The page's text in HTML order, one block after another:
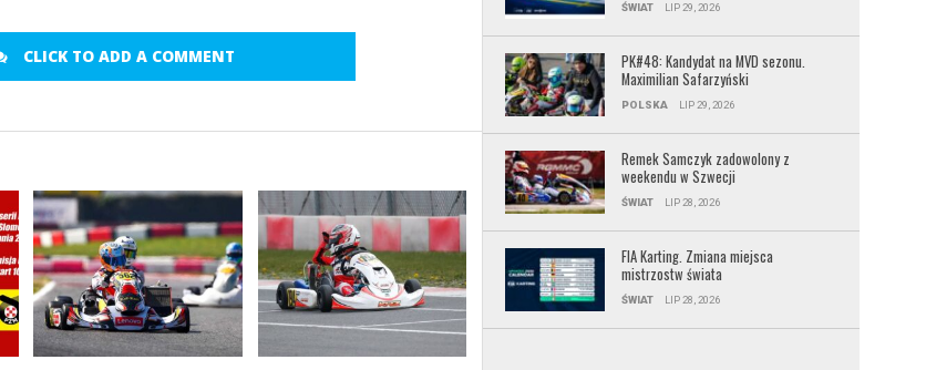
CLICK TO ADD A COMMENT
READ MORE READ MORE
ŚWIAT LIP 29, 2026
PK#48: Kandydat na MVD sezonu.
Maximilian Safarzyński
POLSKA LIP 29, 2026
Remek Samczyk zadowolony z
weekendu w Szwecji
ŚWIAT LIP 28, 2026
FIA Karting. Zmiana miejsca
mistrzostw świata
ŚWIAT LIP 28, 2026